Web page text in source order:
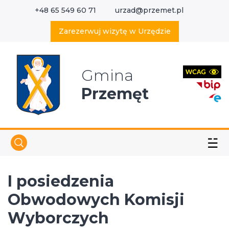
+48 65 549 60 71 urzad@przemet.pl
Zarezerwuj wizytę w Urzędzie
Gmina
Przemęt
☱
I posiedzenia
Obwodowych Komisji
Wyborczych
Wyszukaj w serwisie